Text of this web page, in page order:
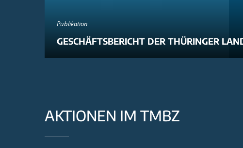
Publikation
GESCHÄFTSBERICHT DER THÜRINGER
AKTIONEN IM TMBZ